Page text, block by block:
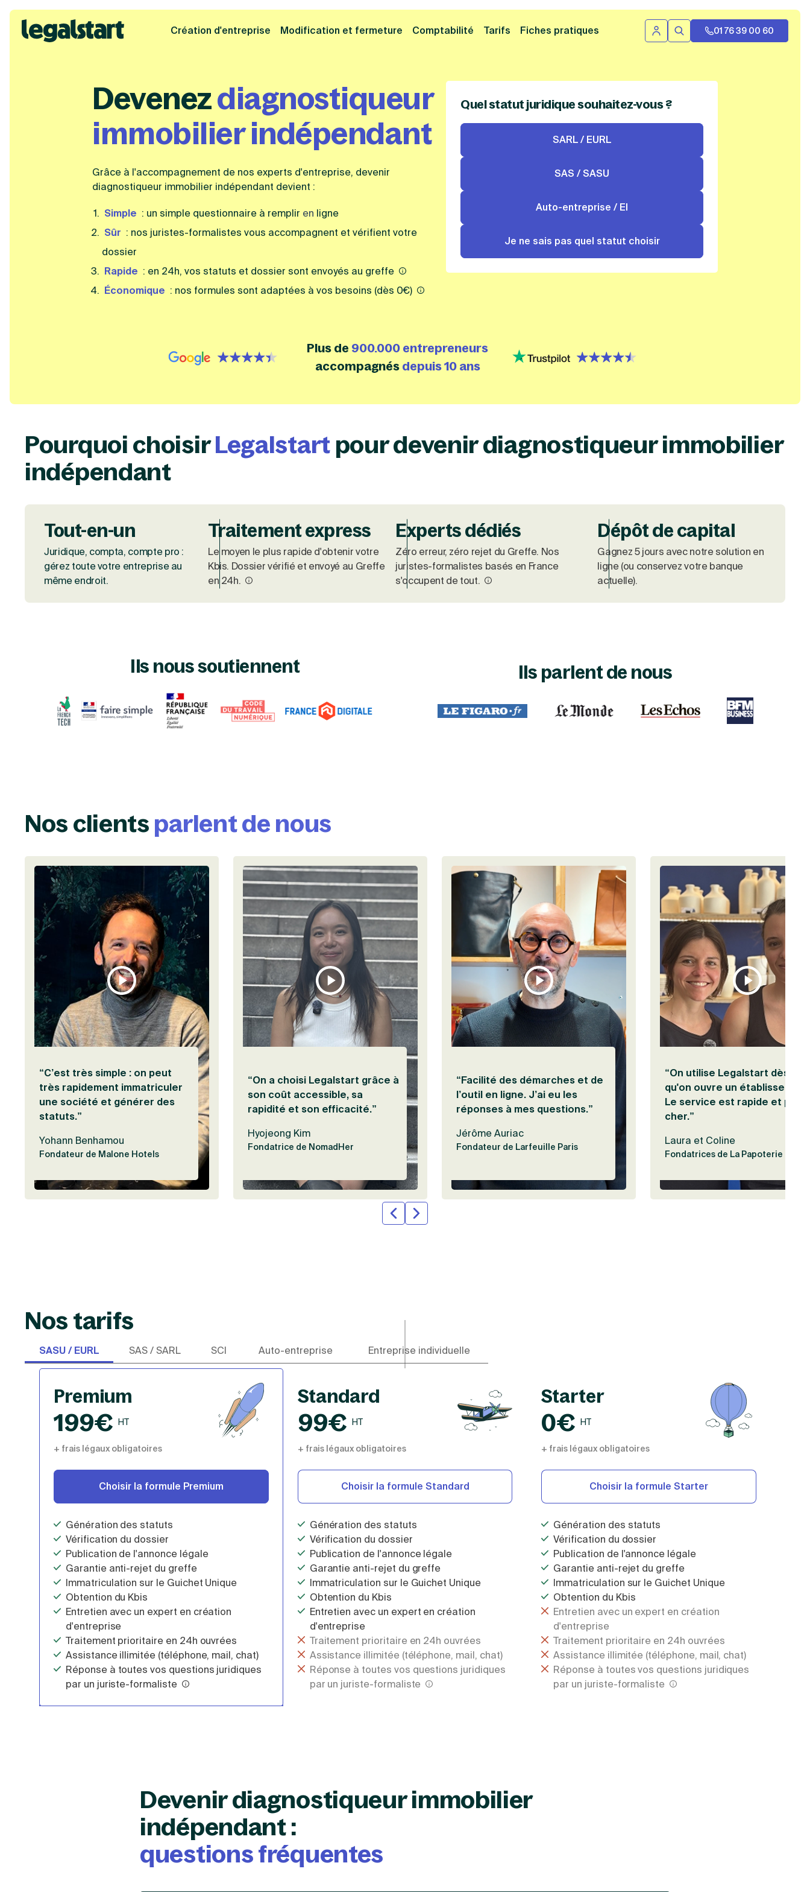
Cliquez ici pour reprendre votre démarche Fermer la bannière
Legalstart
Création d'entreprise Modification et fermeture Comptabilité Tarifs Fiches pratiques Se connecter
Rechercher01 76 39 00 60
Devenezdiagnostiqueur
immobilier indépendant
Grâce à l'accompagnement de nos experts d'entreprise, devenir
diagnostiqueur immobilier indépendant devient :
Simple : un simple questionnaire à remplir en ligne
Sûr : nos juristes-formalistes vous accompagnent et vérifient votre
dossier
Rapide : en 24h, vos statuts et dossier sont envoyés au greffe
Économique : nos formules sont adaptées à vos besoins (dès 0€)
Quel statut juridique souhaitez-vous ?
SARL / EURL
SAS / SASU
Auto-entreprise / EI
Je ne sais pas quel statut choisir
{id=3, name=google, label=google, isHubspotDefined=false, labelTranslations={}, type=option, createdAt=1719500302773,
Plus de 900.000 entrepreneurs
accompagnés depuis 10 ans {id=1, name='trustpilot', order=0, label='trustpilot'}
Pourquoi choisirLegalstartpour devenir diagnostiqueur immobilier
indépendant
Tout-en-un
Juridique, compta, compte pro :
gérez toute votre entreprise au
même endroit.
Traitement express
Le moyen le plus rapide d'obtenir votre
Kbis. Dossier vérifié et envoyé au Greffe
en 24h.
Experts dédiés
Zéro erreur, zéro rejet du Greffe. Nos
juristes-formalistes basés en France
s'occupent de tout.
Dépôt de capital
Gagnez 5 jours avec notre solution en
ligne (ou conservez votre banque
actuelle).
Ils nous soutiennent Ils parlent de nous
Nos clients parlent de nous
Visionner le témoignage de Yohann Benhamou
“C’est très simple : on peut
très rapidement immatriculer
une société et générer des
statuts.”
Yohann Benhamou
Fondateur de Malone Hotels
Visionner le témoignage de Hyojeong Kim
“On a choisi Legalstart grâce à
son coût accessible, sa
rapidité et son efficacité.”
Hyojeong Kim
Fondatrice de NomadHer
Visionner le témoignage de Jérôme Auriac
“Facilité des démarches et de
l’outil en ligne. J’ai eu les
réponses à mes questions.”
Jérôme Auriac
Fondateur de Larfeuille Paris
“On utilise Legalstart dès
qu'on ouvre un
Le service est rapide et pas
cher.”
Laura et Coline
Fondatrices de La Papoterie
Nos tarifs
SASU / EURL SAS / SARL SCI Auto-entreprise Entreprise individuelle
Choisie par 7 entrepreneurs sur 10
Premium
199€ HT
+ frais légaux obligatoires
Choisir la formule Premium
Génération des statuts
Vérification du dossier
Publication de l'annonce légale
Garantie anti-rejet du greffe
Immatriculation sur le Guichet Unique
Obtention du Kbis
Entretien avec un expert en création
d'entreprise
Traitement prioritaire en 24h ouvrées
Assistance illimitée (téléphone, mail, chat)
Réponse à toutes vos questions juridiques
par un juriste-formaliste
Standard
99€ HT
+ frais légaux obligatoires
Choisir la formule Standard
Génération des statuts
Vérification du dossier
Publication de l'annonce légale
Garantie anti-rejet du greffe
Immatriculation sur le Guichet Unique
Obtention du Kbis
Entretien avec un expert en création
d'entreprise
Traitement prioritaire en 24h ouvrées
Assistance illimitée (téléphone, mail, chat)
Réponse à toutes vos questions juridiques
par un juriste-formaliste
Starter
0€ HT
+ frais légaux obligatoires
Choisir la formule Starter
Génération des statuts
Vérification du dossier
Publication de l'annonce légale
Garantie anti-rejet du greffe
Immatriculation sur le Guichet Unique
Obtention du Kbis
Entretien avec un expert en création
d'entreprise
Traitement prioritaire en 24h ouvrées
Assistance illimitée (téléphone, mail, chat)
Réponse à toutes vos questions juridiques
par un juriste-formaliste
Devenir diagnostiqueur immobilier
indépendant :
questions fréquentes